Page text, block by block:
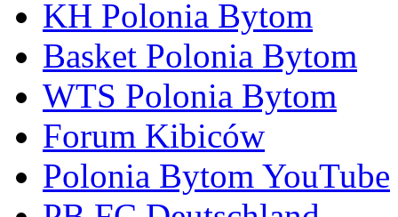
KH Polonia Bytom
Basket Polonia Bytom
WTS Polonia Bytom
Forum Kibiców
Polonia Bytom YouTube